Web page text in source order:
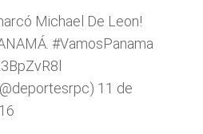
Michael De Leon!
#VamosPanama
11 de